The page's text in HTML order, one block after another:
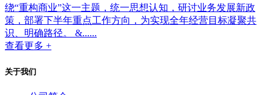
绕“重构商业”这一主题，统一思想认知，研讨业务发展新政
策，部署下半年重点工作方向，为实现全年经营目标凝聚共
识、明确路径。 &......
查看更多 +
关于我们